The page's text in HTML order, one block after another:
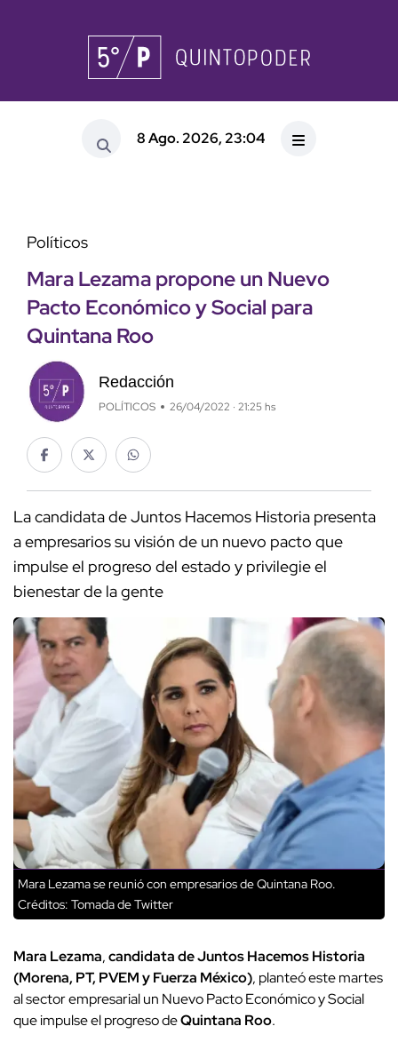
8 Ago. 2026, 23:04
Políticos
Mara Lezama propone un Nuevo
Pacto Económico y Social para
Quintana Roo
Redacción
POLÍTICOS 26/04/2022 · 21:25 hs
La candidata de Juntos Hacemos Historia presenta
a empresarios su visión de un nuevo pacto que
impulse el progreso del estado y privilegie el
bienestar de la gente
Mara Lezama se reunió con empresarios de Quintana Roo.
Créditos: Tomada de Twitter
Mara Lezama,candidata de Juntos Hacemos Historia
(Morena, PT, PVEM y Fuerza México), planteó este martes
al sector empresarial un Nuevo Pacto Económico y Social
que impulse el progreso deQuintana Roo.